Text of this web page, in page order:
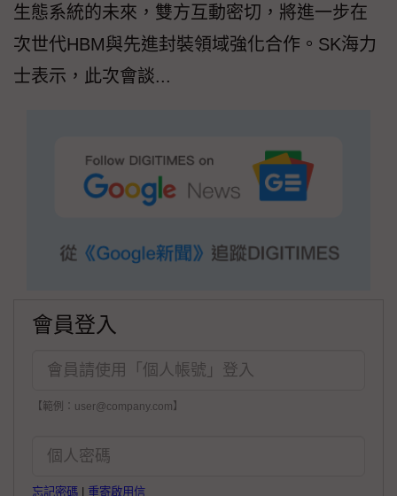
生態系統的未來，雙方互動密切，將進一步在
次世代HBM與先進封裝領域強化合作。SK海力
士表示，此次會談...
會員登入
【範例：user@company.com】
忘記密碼 重寄啟用信